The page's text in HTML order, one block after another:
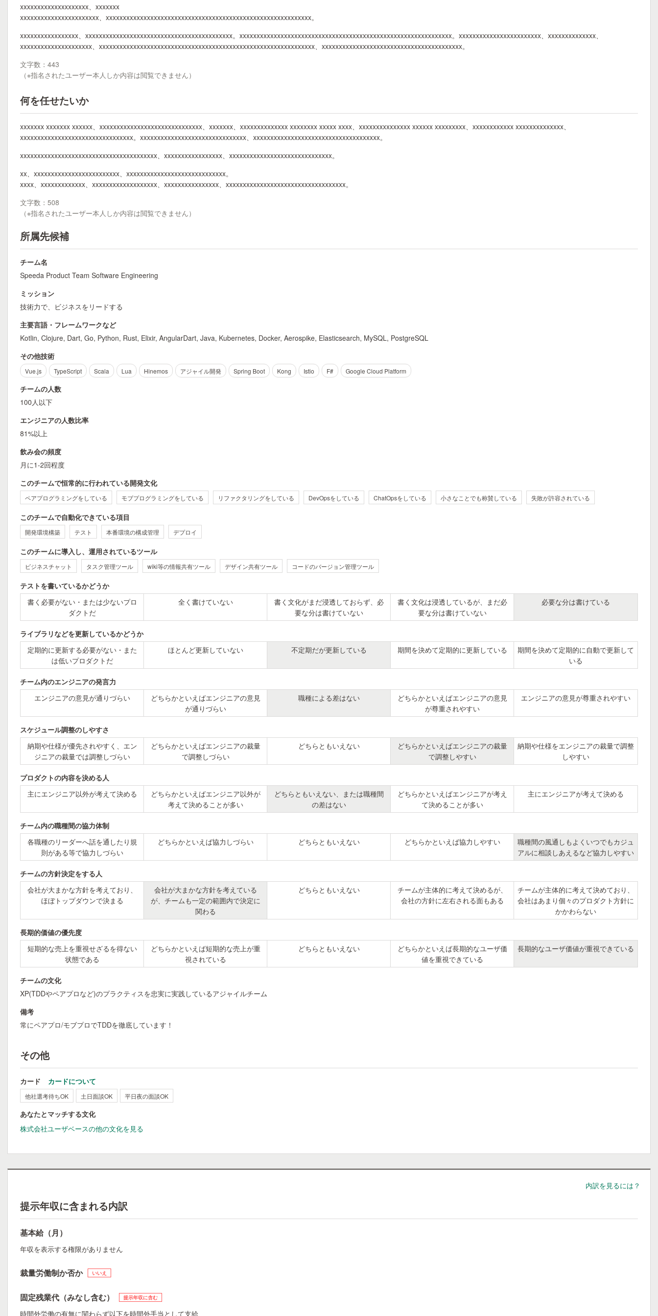
xxxxxxxxxxxxxxxxxxxx、xxxxxxx
xxxxxxxxxxxxxxxxxxxxxxx、xxxxxxxxxxxxxxxxxxxxxxxxxxxxxxxxxxxxxxxxxxxxxxxxxxxxxxxxxxxx。
xxxxxxxxxxxxxxxxx、xxxxxxxxxxxxxxxxxxxxxxxxxxxxxxxxxxxxxxxxxxx。xxxxxxxxxxxxxxxxxxxxxxxxxxxxxxxxxxxxxxxxxxxxxxxxxxxxxxxxxxxxxx。xxxxxxxxxxxxxxxxxxxxxxxx、xxxxxxxxxxxxxx、
xxxxxxxxxxxxxxxxxxxxx、xxxxxxxxxxxxxxxxxxxxxxxxxxxxxxxxxxxxxxxxxxxxxxxxxxxxxxxxxxxxxxx、xxxxxxxxxxxxxxxxxxxxxxxxxxxxxxxxxxxxxxxxx。
文字数：443
（※指名されたユーザー本人しか内容は閲覧できません）
何を任せたいか
xxxxxxx xxxxxxx xxxxxx、xxxxxxxxxxxxxxxxxxxxxxxxxxxxxx、xxxxxxx、xxxxxxxxxxxxxx xxxxxxxx xxxxx xxxx、xxxxxxxxxxxxxxx xxxxxx xxxxxxxxx、xxxxxxxxxxxx xxxxxxxxxxxxxx、
xxxxxxxxxxxxxxxxxxxxxxxxxxxxxxxxx。xxxxxxxxxxxxxxxxxxxxxxxxxxxxxxx、xxxxxxxxxxxxxxxxxxxxxxxxxxxxxxxxxxxxx。
xxxxxxxxxxxxxxxxxxxxxxxxxxxxxxxxxxxxxxxx、xxxxxxxxxxxxxxxxx、xxxxxxxxxxxxxxxxxxxxxxxxxxxxxx。
xx、xxxxxxxxxxxxxxxxxxxxxxxxx、xxxxxxxxxxxxxxxxxxxxxxxxxxxxx。
xxxx、xxxxxxxxxxxxx、xxxxxxxxxxxxxxxxxxx、xxxxxxxxxxxxxxxx、xxxxxxxxxxxxxxxxxxxxxxxxxxxxxxxxxxx。
文字数：508
（※指名されたユーザー本人しか内容は閲覧できません）
所属先候補
チーム名
Speeda Product Team Software Engineering
ミッション
技術力で、ビジネスをリードする
主要言語・フレームワークなど
Kotlin, Clojure, Dart, Go, Python, Rust, Elixir, AngularDart, Java, Kubernetes, Docker, Aerospike, Elasticsearch, MySQL, PostgreSQL
その他技術
Vue.js TypeScript Scala Lua Hinemos アジャイル開発 Spring Boot Kong Istio F# Google Cloud Platform
チームの人数
100人以下
エンジニアの人数比率
81%以上
飲み会の頻度
月に1-2回程度
このチームで恒常的に行われている開発文化
ペアプログラミングをしている モブプログラミングをしている リファクタリングをしている DevOpsをしている ChatOpsをしている 小さなことでも称賛している 失敗が許容されている
このチームで自動化できている項目
開発環境構築 テスト 本番環境の構成管理 デプロイ
このチームに導入し、運用されているツール
ビジネスチャット タスク管理ツール wiki等の情報共有ツール デザイン共有ツール コードのバージョン管理ツール
テストを書いているかどうか
書く必要がない・または少ないプロ
ダクトだ
全く書けていない
書く文化がまだ浸透しておらず、必
要な分は書けていない
書く文化は浸透しているが、まだ必
要な分は書けていない
必要な分は書けている
ライブラリなどを更新しているかどうか
定期的に更新する必要がない・また
は低いプロダクトだ
ほとんど更新していない 不定期だが更新している 期間を決めて定期的に更新している
期間を決めて定期的に自動で更新して
いる
チーム内のエンジニアの発言力
エンジニアの意見が通りづらい
どちらかといえばエンジニアの意見
が通りづらい
職種による差はない
どちらかといえばエンジニアの意見
が尊重されやすい
エンジニアの意見が尊重されやすい
スケジュール調整のしやすさ
納期や仕様が優先されやすく、エン
ジニアの裁量では調整しづらい
どちらかといえばエンジニアの裁量
で調整しづらい
どちらともいえない
どちらかといえばエンジニアの裁量
で調整しやすい
納期や仕様をエンジニアの裁量で調整
しやすい
プロダクトの内容を決める人
主にエンジニア以外が考えて決める
どちらかといえばエンジニア以外が
考えて決めることが多い
どちらともいえない、または職種間
の差はない
どちらかといえばエンジニアが考え
て決めることが多い
主にエンジニアが考えて決める
チーム内の職種間の協力体制
各職種のリーダーへ話を通したり規
則がある等で協力しづらい
どちらかといえば協力しづらい どちらともいえない どちらかといえば協力しやすい
職種間の風通しもよくいつでもカジュ
アルに相談しあえるなど協力しやすい
チームの方針決定をする人
会社が大まかな方針を考えており、
ほぼトップダウンで決まる
会社が大まかな方針を考えている
が、チームも一定の範囲内で決定に
関わる
どちらともいえない
チームが主体的に考えて決めるが、
会社の方針に左右される面もある
チームが主体的に考えて決めており、
会社はあまり個々のプロダクト方針に
かかわらない
長期的価値の優先度
短期的な売上を重視せざるを得ない
状態である
どちらかといえば短期的な売上が重
視されている
どちらともいえない
どちらかといえば長期的なユーザ価
値を重視できている
長期的なユーザ価値が重視できている
チームの文化
XP(TDDやペアプロなど)のプラクティスを忠実に実践しているアジャイルチーム
備考
常にペアプロ/モブプロでTDDを徹底しています！
その他
カード カードについて
他社選考待ちOK 土日面談OK 平日夜の面談OK
あなたとマッチする文化
株式会社ユーザベースの他の文化を見る
内訳を見るには？
提示年収に含まれる内訳
基本給（月）
年収を表示する権限がありません
裁量労働制か否か いいえ
固定残業代（みなし含む） 提示年収に含む
時間外労働の有無に関わらず以下を時間外手当として支給